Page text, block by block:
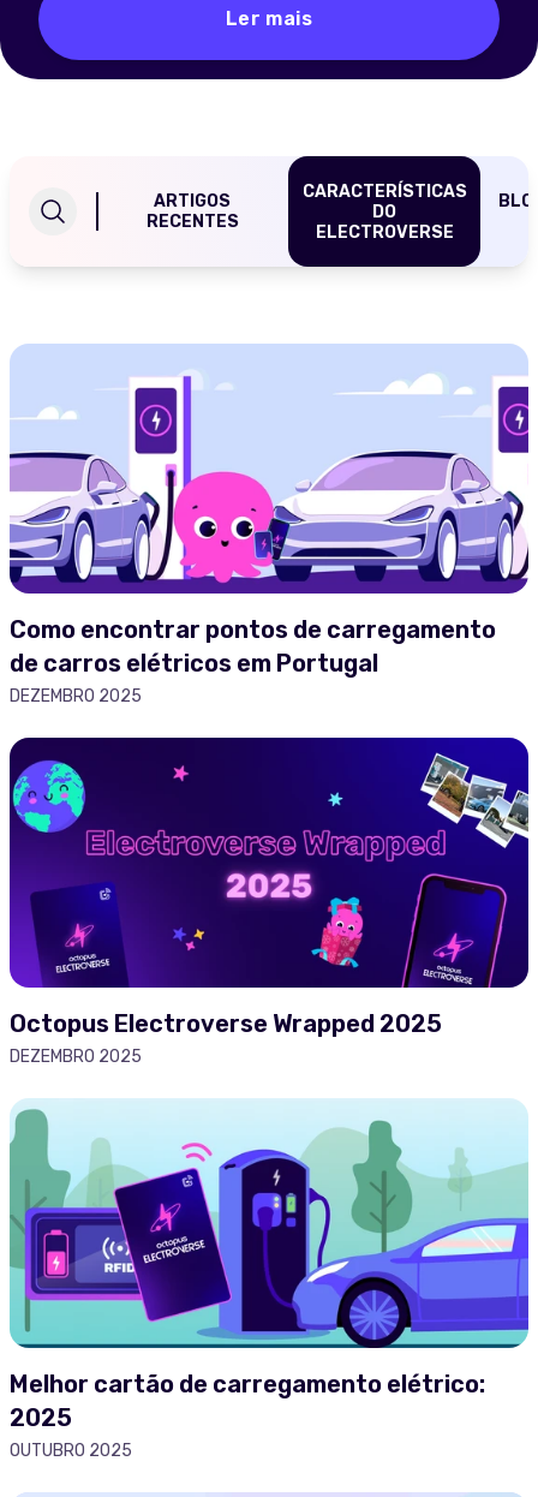
Ler mais
ARTIGOS
RECENTES
CARACTERÍSTICAS
DO
ELECTROVERSE
Como encontrar pontos de carregamento
de carros elétricos em Portugal
DEZEMBRO 2025
Octopus Electroverse Wrapped 2025
DEZEMBRO 2025
Melhor cartão de carregamento elétrico:
2025
OUTUBRO 2025